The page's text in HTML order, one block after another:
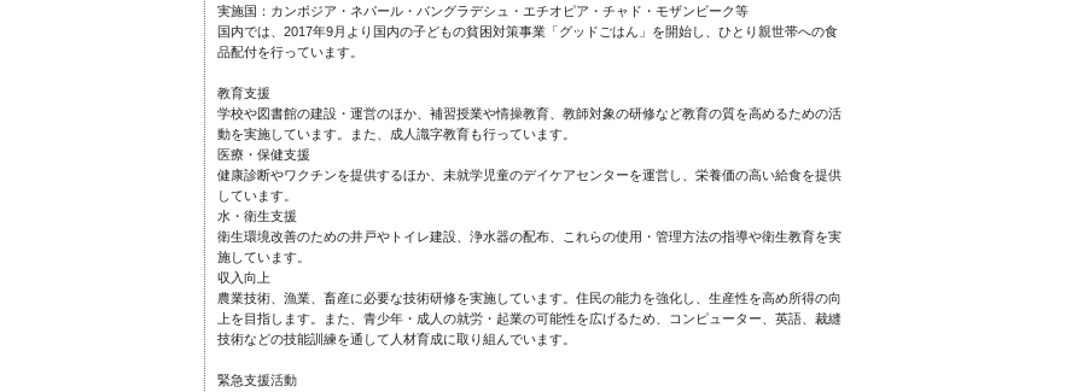
実施国：カンボジア・ネパール・バングラデシュ・エチオピア・チャド・モザンビーク等
国内では、2017年9月より国内の子どもの貧困対策事業「グッドごはん」を開始し、ひとり親世帯への食
品配付を行っています。
教育支援
学校や図書館の建設・運営のほか、補習授業や情操教育、教師対象の研修など教育の質を高めるための活
動を実施しています。また、成人識字教育も行っています。
医療・保健支援
健康診断やワクチンを提供するほか、未就学児童のデイケアセンターを運営し、栄養価の高い給食を提供
しています。
水・衛生支援
衛生環境改善のための井戸やトイレ建設、浄水器の配布、これらの使用・管理方法の指導や衛生教育を実
施しています。
収入向上
農業技術、漁業、畜産に必要な技術研修を実施しています。住民の能力を強化し、生産性を高め所得の向
上を目指します。また、青少年・成人の就労・起業の可能性を広げるため、コンピューター、英語、裁縫
技術などの技能訓練を通して人材育成に取り組んでいます。
緊急支援活動